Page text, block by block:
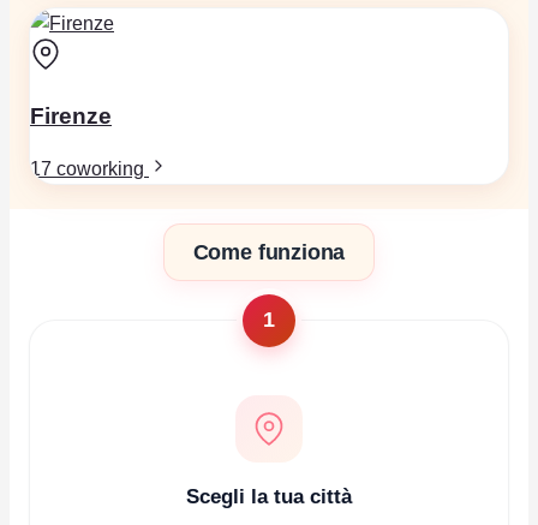
Come funziona
1
Scegli la tua città
Firenze
17 coworking